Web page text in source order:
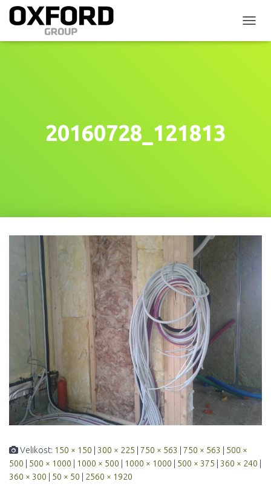
Ř
20160728_121813
Velikost: 150 × 150 | 300 × 225 | 750 × 563 | 750 × 563 | 500 ×
500 | 500 × 1000 | 1000 × 500 | 1000 × 1000 | 500 × 375 | 360 × 240 |
360 × 300 | 50 × 50 | 2560 × 1920